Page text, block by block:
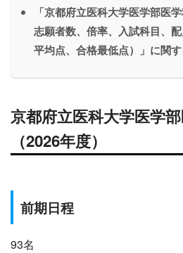
「京都府立医科大学医学部医
志願者数、倍率、入試科目、
平均点、合格最低点）」に関
京都府立医科大学医学
（2026年度）
前期日程
93名